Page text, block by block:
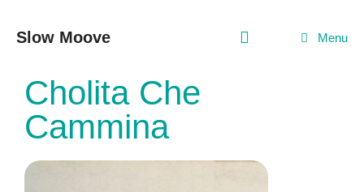
Slow Moove Menu
Cholita Che
Cammina